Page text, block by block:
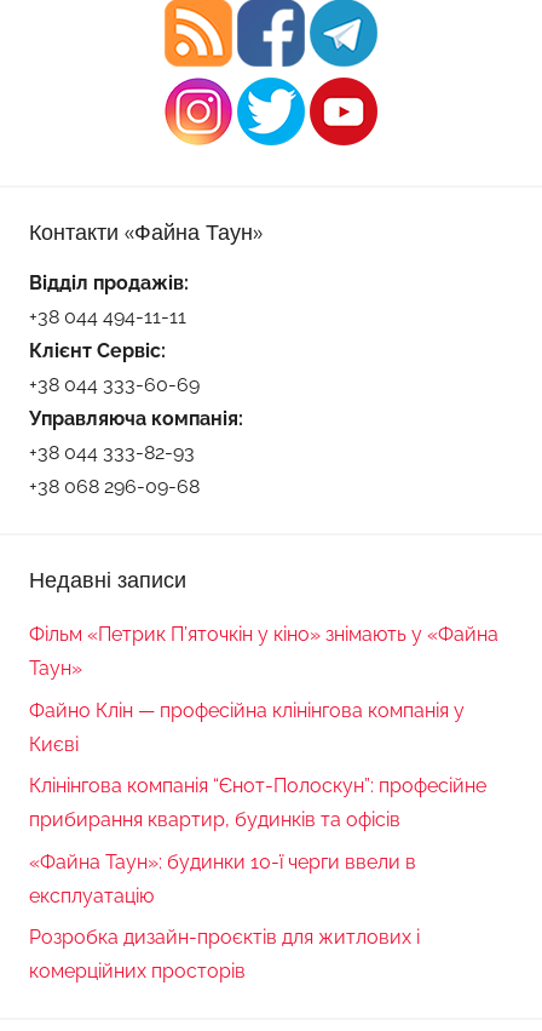
Контакти «Файна Таун»
Відділ продажів:
+38 044 494-11-11
Клієнт Сервіс:
+38 044 333-60-69
Управляюча компанія:
+38 044 333-82-93
+38 068 296-09-68
Недавні записи
Фільм «Петрик П’яточкін у кіно» знімають у «Файна
Таун»
Файно Клін — професійна клінінгова компанія у
Києві
Клінінгова компанія “Єнот-Полоскун”: професійне
прибирання квартир, будинків та офісів
«Файна Таун»: будинки 10-ї черги ввели в
експлуатацію
Розробка дизайн-проєктів для житлових і
комерційних просторів